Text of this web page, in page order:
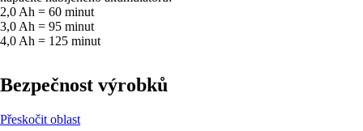
2,0 Ah = 60 minut
3,0 Ah = 95 minut
4,0 Ah = 125 minut
Bezpečnost výrobků
Přeskočit oblast